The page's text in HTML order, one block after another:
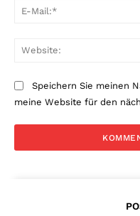
Speichern Sie meinen
meine Website für den